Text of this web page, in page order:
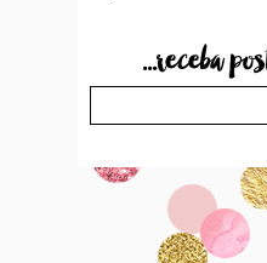
...receba